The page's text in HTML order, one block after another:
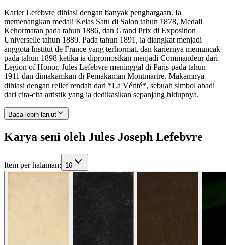
Karier Lefebvre dihiasi dengan banyak penghargaan. Ia
memenangkan medali Kelas Satu di Salon tahun 1878, Medali
Kehormatan pada tahun 1886, dan Grand Prix di Exposition
Universelle tahun 1889. Pada tahun 1891, ia diangkat menjadi
anggota Institut de France yang terhormat, dan kariernya memuncak
pada tahun 1898 ketika ia dipromosikan menjadi Commandeur dari
Legion of Honor. Jules Lefebvre meninggal di Paris pada tahun
1911 dan dimakamkan di Pemakaman Montmartre. Makamnya
dihiasi dengan relief rendah dari *La Vérité*, sebuah simbol abadi
dari cita-cita artistik yang ia dedikasikan sepanjang hidupnya.
Baca lebih lanjut
Karya seni oleh Jules Joseph Lefebvre
Item per halaman: 16